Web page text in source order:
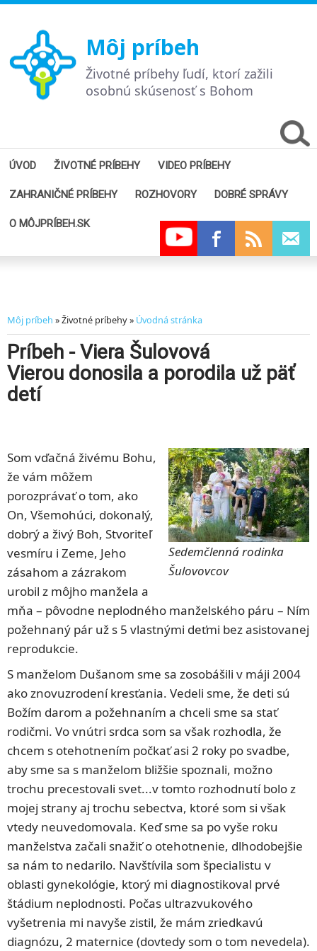
Môj príbeh
Životné príbehy ľudí, ktorí zažili
osobnú skúsenosť s Bohom
ÚVOD ŽIVOTNÉ PRÍBEHY VIDEO PRÍBEHY
ZAHRANIČNÉ PRÍBEHY ROZHOVORY DOBRÉ SPRÁVY
O MÔJPRÍBEH.SK
Môj príbeh » Životné príbehy » Úvodná stránka
Príbeh - Viera Šulovová
Vierou donosila a porodila už päť
detí
Sedemčlenná rodinka
Šulovovcov
Som vďačná živému Bohu,
že vám môžem
porozprávať o tom, ako
On, Všemohúci, dokonalý,
dobrý a živý Boh, Stvoriteľ
vesmíru i Zeme, Jeho
zásahom a zázrakom
urobil z môjho manžela a
mňa – pôvodne neplodného manželského páru – Ním
požehnaný pár už s 5 vlastnými deťmi bez asistovanej
reprodukcie.
S manželom Dušanom sme sa zosobášili v máji 2004
ako znovuzrodení kresťania. Vedeli sme, že deti sú
Božím darom a požehnaním a chceli sme sa stať
rodičmi. Vo vnútri srdca som sa však rozhodla, že
chcem s otehotnením počkať asi 2 roky po svadbe,
aby sme sa s manželom bližšie spoznali, možno
trochu precestovali svet...v tomto rozhodnutí bolo z
mojej strany aj trochu sebectva, ktoré som si však
vtedy neuvedomovala. Keď sme sa po vyše roku
manželstva začali snažiť o otehotnenie, dlhodobejšie
sa nám to nedarilo. Navštívila som špecialistu v
oblasti gynekológie, ktorý mi diagnostikoval prvé
štádium neplodnosti. Počas ultrazvukového
vyšetrenia mi navyše zistil, že mám zriedkavú
diagnózu, 2 maternice (dovtedy som o tom nevedela).